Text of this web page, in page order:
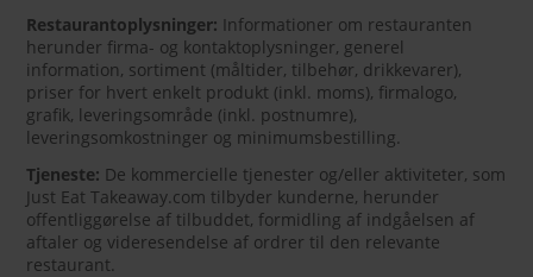
Restaurantoplysninger: Informationer om restauranten
herunder firma- og kontaktoplysninger, generel
information, sortiment (måltider, tilbehør, drikkevarer),
priser for hvert enkelt produkt (inkl. moms), firmalogo,
grafik, leveringsområde (inkl. postnumre),
leveringsomkostninger og minimumsbestilling.
Tjeneste: De kommercielle tjenester og/eller aktiviteter, som
Just Eat Takeaway.com tilbyder kunderne, herunder
offentliggørelse af tilbuddet, formidling af indgåelsen af
aftaler og videresendelse af ordrer til den relevante
restaurant.